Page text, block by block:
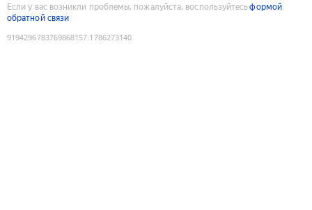
Если у вас возникли проблемы, пожалуйста, воспользуйтесьформой
обратной связи
9194296783769868157:1786273140